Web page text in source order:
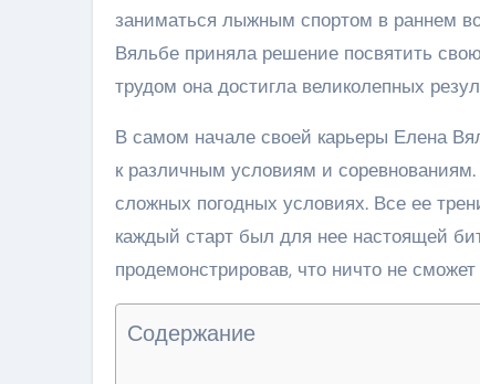
заниматься лыжным спортом в раннем
Вяльбе приняла решение посвятить
трудом она достигла великолепных
В самом начале своей карьеры Елена
к различным условиям и
сложных погодных условиях. Все ее
каждый старт был для нее настоящей
продемонстрировав, что ничто не
Содержание